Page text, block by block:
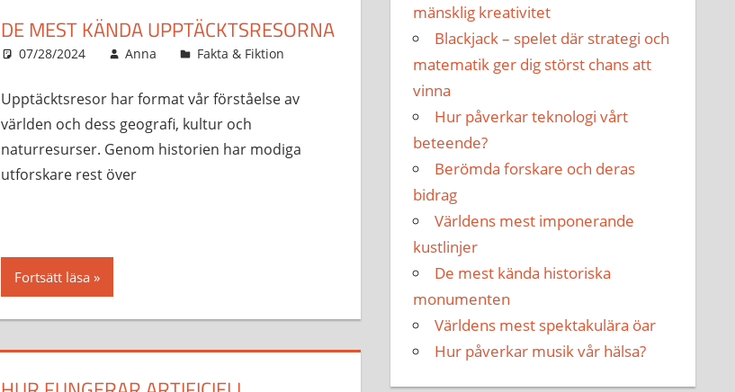
DE MEST KÄNDA UPPTÄCKTSRESORNA
07/28/2024 Anna Fakta & Fiktion
Upptäcktsresor har format vår förståelse av
världen och dess geografi, kultur och
naturresurser. Genom historien har modiga
utforskare rest över
Fortsätt läsa
mänsklig kreativitet
Blackjack – spelet där strategi och
matematik ger dig störst chans att
vinna
Hur påverkar teknologi vårt
beteende?
Berömda forskare och deras
bidrag
Världens mest imponerande
kustlinjer
De mest kända historiska
monumenten
Världens mest spektakulära öar
Hur påverkar musik vår hälsa?